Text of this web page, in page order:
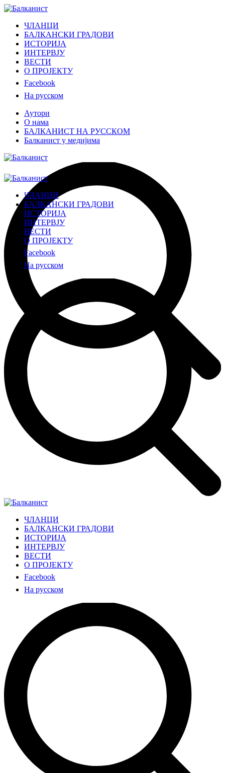
ЧЛАНЦИ
БАЛКАНСКИ ГРАДОВИ
ИСТОРИЈА
ИНТЕРВЈУ
ВЕСТИ
О ПРОЈЕКТУ
Facebook
На русском
Аутори
О нама
БАЛКАНИСТ НА РУССКОМ
Балканист у медијима
ЧЛАНЦИ
БАЛКАНСКИ ГРАДОВИ
ИСТОРИЈА
ИНТЕРВЈУ
ВЕСТИ
О ПРОЈЕКТУ
Facebook
На русском
ЧЛАНЦИ
БАЛКАНСКИ ГРАДОВИ
ИСТОРИЈА
ИНТЕРВЈУ
ВЕСТИ
О ПРОЈЕКТУ
Facebook
На русском